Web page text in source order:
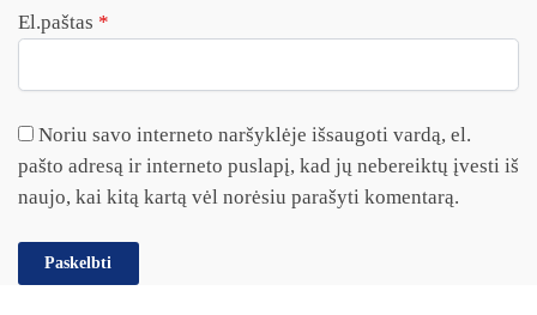
El.paštas *
Noriu savo interneto naršyklėje išsaugoti vardą, el.
pašto adresą ir interneto puslapį, kad jų nebereiktų įvesti iš
naujo, kai kitą kartą vėl norėsiu parašyti komentarą.